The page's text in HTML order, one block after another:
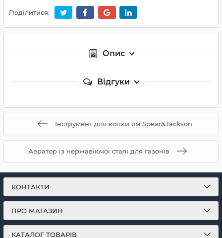
Поділитися:
Опис
Відгуки
Інструмент для копки ям Spear&Jackson
Аератор із нержавіючої сталі для газонів
КОНТАКТИ
ПРО МАГАЗИН
КАТАЛОГ ТОВАРІВ